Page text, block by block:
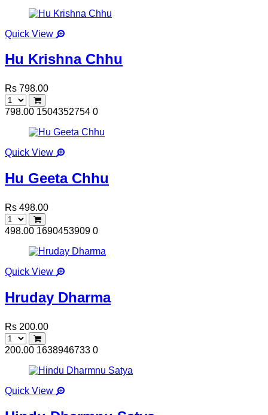
Quick View
Hu Krishna Chhu
Rs 798.00
798.00 1504352754 0
Quick View
Hu Geeta Chhu
Rs 498.00
498.00 1690453909 0
Quick View
Hruday Dharma
Rs 200.00
200.00 1638946733 0
Quick View